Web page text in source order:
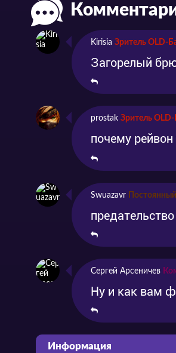
Kirisia Зритель OLD-
Загорелый
prostak Зритель OLD-
почему
Swuazavr
Сергей Арсеничев
Ну и как вам
Информация